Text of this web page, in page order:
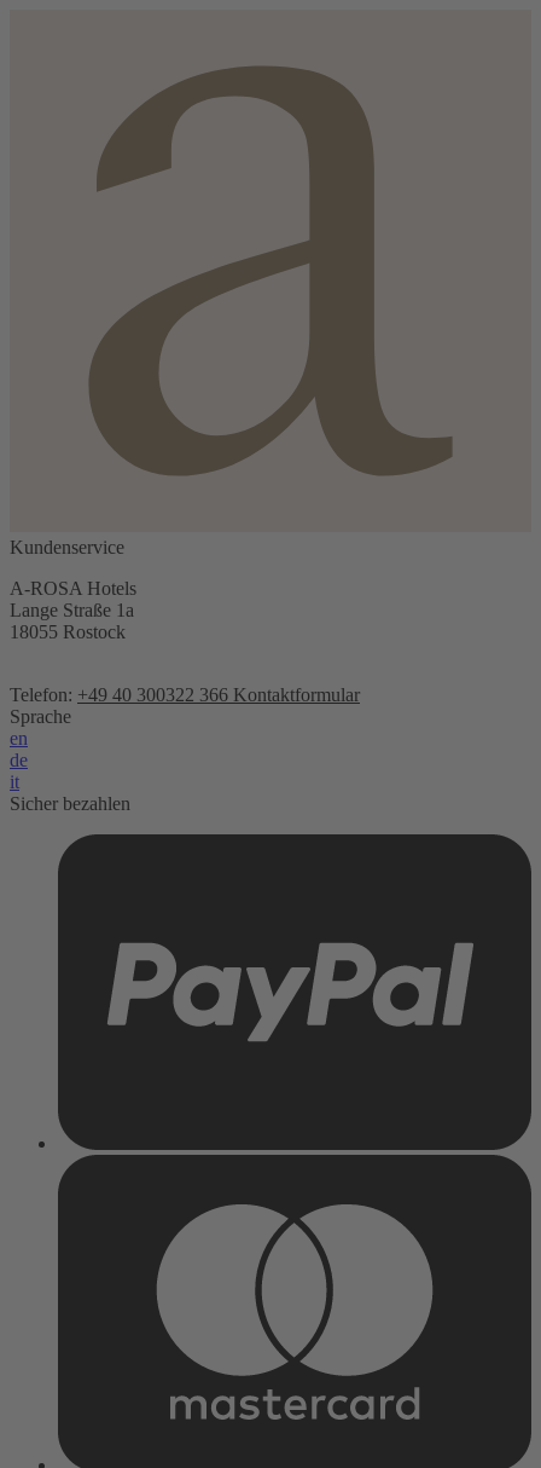
Kundenservice
A-ROSA Hotels
Lange Straße 1a
18055 Rostock
Telefon: +49 40 300322 366 Kontaktformular
Sprache
en
de
it
Sicher bezahlen